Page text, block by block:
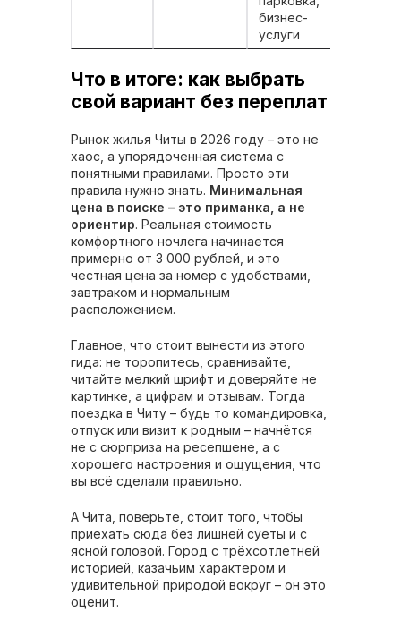
бизнес-
услуги
Что в итоге: как выбрать
свой вариант без переплат
Рынок жилья Читы в 2026 году – это не
хаос, а упорядоченная система с
понятными правилами. Просто эти
правила нужно знать. Минимальная
цена в поиске – это приманка, а не
ориентир. Реальная стоимость
комфортного ночлега начинается
примерно от 3 000 рублей, и это
честная цена за номер с удобствами,
завтраком и нормальным
расположением.
Главное, что стоит вынести из этого
гида: не торопитесь, сравнивайте,
читайте мелкий шрифт и доверяйте не
картинке, а цифрам и отзывам. Тогда
поездка в Читу – будь то командировка,
отпуск или визит к родным – начнётся
не с сюрприза на ресепшене, а с
хорошего настроения и ощущения, что
вы всё сделали правильно.
А Чита, поверьте, стоит того, чтобы
приехать сюда без лишней суеты и с
ясной головой. Город с трёхсотлетней
историей, казачьим характером и
удивительной природой вокруг – он это
оценит.